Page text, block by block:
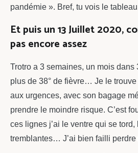
pandémie ». Bref, tu vois le
Et puis un 13 Juillet 2020,
pas encore assez
Trotro a 3 semaines, un mois dans
plus de 38° de fièvre… Je le
aux urgences, avec son bagage
prendre le moindre risque. C’est
ces lignes j’ai le ventre qui se
tremblantes… J’ai bien failli